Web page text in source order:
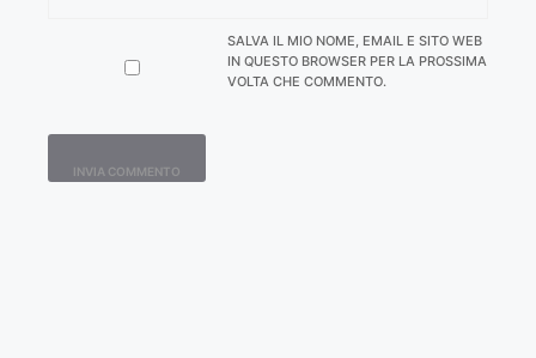
SALVA IL MIO NOME, EMAIL E SITO WEB
IN QUESTO BROWSER PER LA PROSSIMA
VOLTA CHE COMMENTO.